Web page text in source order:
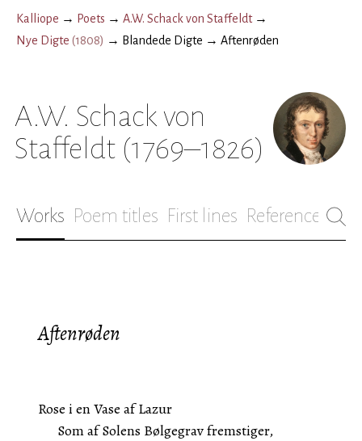
Kalliope → Poets → A.W. Schack von Staffeldt→
Nye Digte (1808) → Blandede Digte → Aftenrøden
A.W. Schack von
Staffeldt (1769–1826)
Works Poem titles First lines References
Aftenrøden
Rose i en Vase af Lazur
Som af Solens Bølgegrav fremstiger,